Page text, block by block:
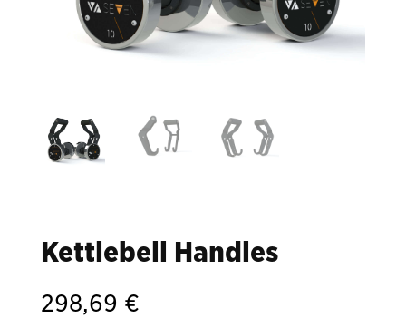
Kettlebell Handles
298,69 €